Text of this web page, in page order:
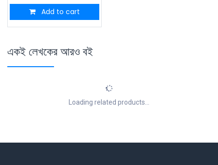
Add to cart
একই লেখকের আরও বই
Loading related products...